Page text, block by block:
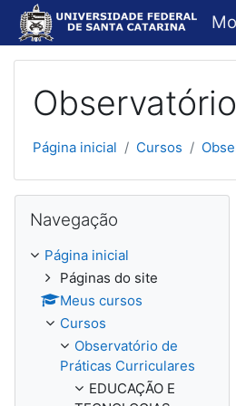
Ir para o conteúdo principal
Página inicial Cursos
Navegação
Página inicial
Páginas do site
Meus cursos
Cursos
Observatório de
Práticas Curriculares
EDUCAÇÃO E